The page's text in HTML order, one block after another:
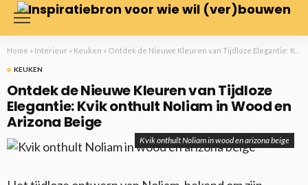
Home » Interieur » Keuken » Ontdek de Nieuwe Kleuren van Tijdloze Elegantie: Kvik onthult Noliam in Wood en Arizona Beige
KEUKEN
Ontdek de Nieuwe Kleuren van Tijdloze
Elegantie: Kvik onthult Noliam in Wood en
Arizona Beige
Kvik onthult Noliam in wood en arizona beige